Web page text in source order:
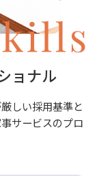
ョナル
しい採用基準と
サービスのプロ